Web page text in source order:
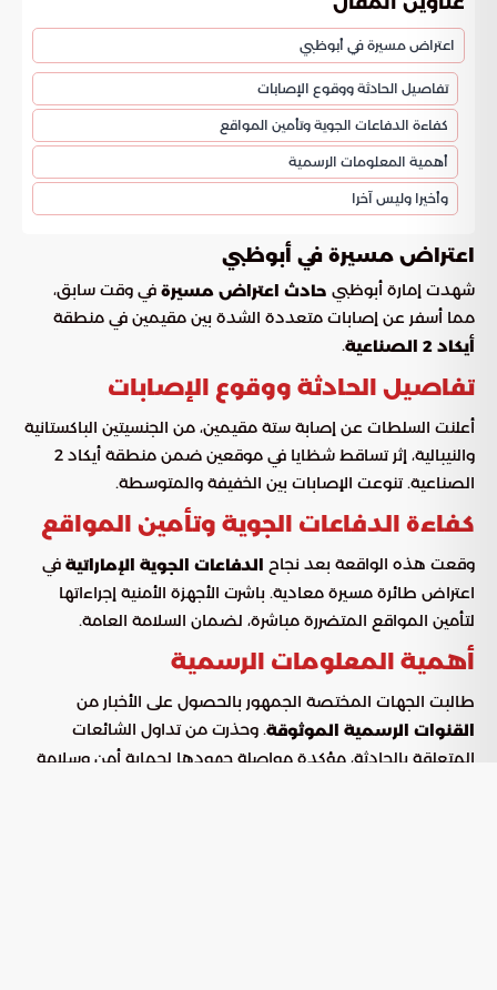
اعتراض مسيرة في أبوظبي
تفاصيل الحادثة ووقوع الإصابات
كفاءة الدفاعات الجوية وتأمين المواقع
أهمية المعلومات الرسمية
وأخيرا وليس آخرا
اعتراض مسيرة في أبوظبي
شهدت إمارة أبوظبي حادث اعتراض مسيرة في وقت سابق،
مما أسفر عن إصابات متعددة الشدة بين مقيمين في منطقة
أيكاد 2 الصناعية
.
تفاصيل الحادثة ووقوع الإصابات
أعلنت السلطات عن إصابة ستة مقيمين، من الجنسيتين الباكستانية
والنيبالية، إثر تساقط شظايا في موقعين ضمن منطقة أيكاد 2
الصناعية. تنوعت الإصابات بين الخفيفة والمتوسطة.
كفاءة الدفاعات الجوية وتأمين المواقع
وقعت هذه الواقعة بعد نجاح الدفاعات الجوية الإماراتية في
اعتراض طائرة مسيرة معادية. باشرت الأجهزة الأمنية إجراءاتها
لتأمين المواقع المتضررة مباشرة، لضمان السلامة العامة.
أهمية المعلومات الرسمية
طالبت الجهات المختصة الجمهور بالحصول على الأخبار من
القنوات الرسمية الموثوقة. وحذرت من تداول الشائعات
المتعلقة بالحادثة، مؤكدة مواصلة جهودها لحماية أمن وسلامة